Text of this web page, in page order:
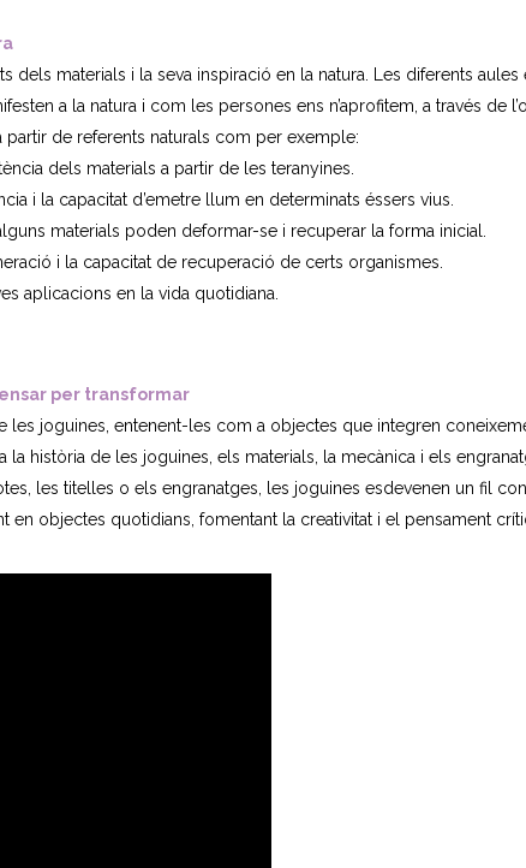
materials i la seva inspiració en la natura. Les diferents aules
a la natura i com les persones ens n’aprofitem, a través de
de referents naturals com per exemple:
dels materials a partir de les teranyines.
i la capacitat d’emetre llum en determinats éssers vius.
materials poden deformar-se i recuperar la forma inicial.
i la capacitat de recuperació de certs organismes.
aplicacions en la vida quotidiana.
per transformar
les joguines, entenent-les com a objectes que integren
la història de les joguines, els materials, la mecànica i els
les titelles o els engranatges, les joguines esdevenen un fil
objectes quotidians, fomentant la creativitat i el pensament